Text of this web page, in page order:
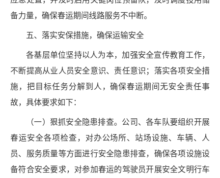
备力量，确保春运期间线路服务不中断。
五、落实安保措施，确保运输安全
各基层单位坚持以人为本，加强安全宣传教育工作，
不断提高从业人员安全意识、责任意识；落实各项安全措
施，把目标任务分解到人，确保春运期间无安全责任事
故，具体要求如下：
（一）狠抓安全隐患排查。公司、各车队要组织开展
春运安全各项检查，对办公场所、站场设施、车辆、人
员、服务质量等方面进行安全隐患排查，确保各项设施设
备符合安全要求，对参加春运的驾驶员开展安全文明行车